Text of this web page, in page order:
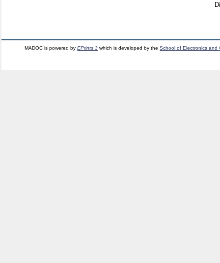
MADOC is powered byEPrints 3 which is developed by theSchool of Electronics and